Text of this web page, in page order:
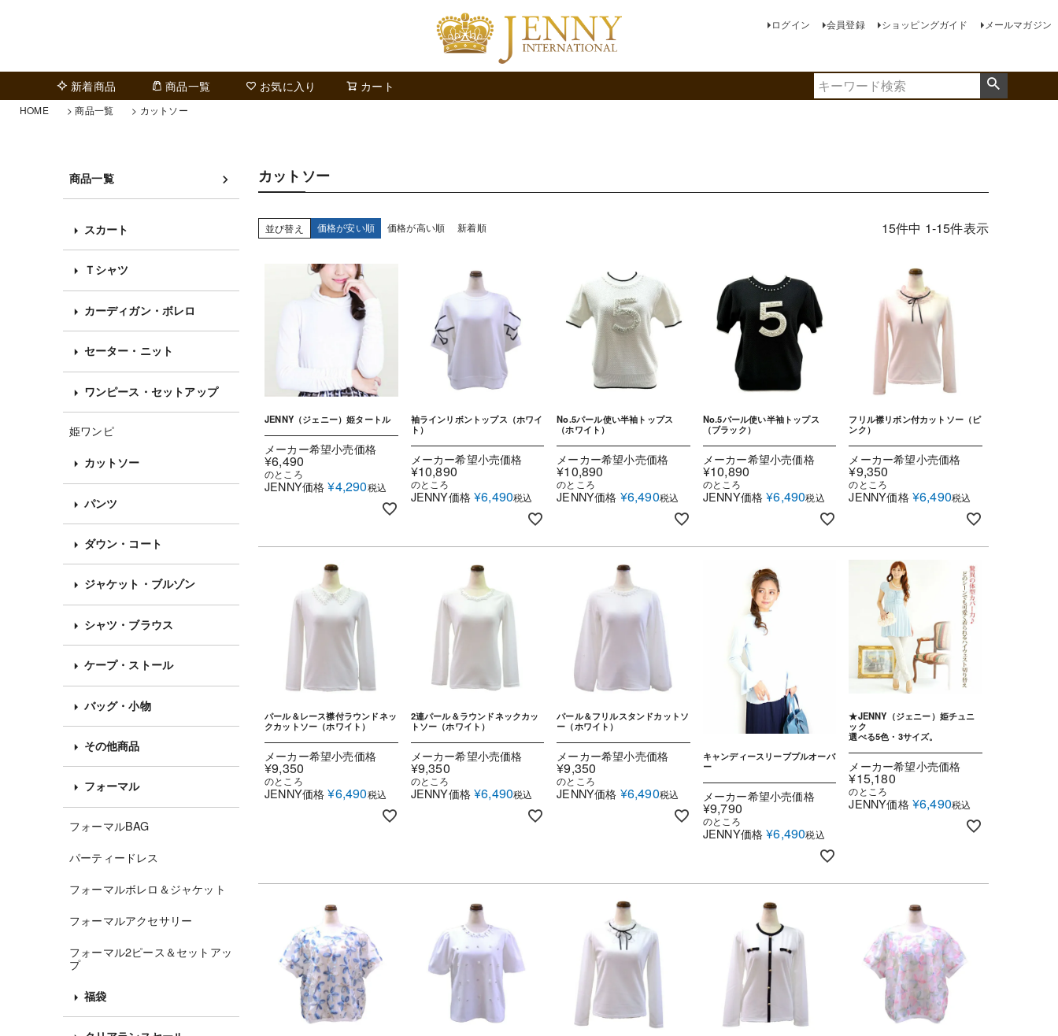
ログイン 会員登録 ショッピングガイド メールマガジン
新着商品 商品一覧 お気に入り カート
HOME 商品一覧 カットソー
商品一覧
スカート
Ｔシャツ
カーディガン・ボレロ
セーター・ニット
ワンピース・セットアップ
姫ワンピ
カットソー
パンツ
ダウン・コート
ジャケット・ブルゾン
シャツ・ブラウス
ケープ・ストール
バッグ・小物
その他商品
フォーマル
フォーマルBAG
パーティードレス
フォーマルボレロ＆ジャケット
フォーマルアクセサリー
フォーマル2ピース＆セットアッ
プ
福袋
カットソー
並び替え 価格が安い順 価格が高い順 新着順 15件中 1-15件表示
JENNY（ジェニー）姫タートル
メーカー希望小売価格
¥6,490
のところ
JENNY価格 ¥4,290税込
袖ラインリボントップス（ホワイ
ト）
メーカー希望小売価格
¥10,890
のところ
JENNY価格¥6,490税込
No.5パール使い半袖トップス
（ホワイト）
メーカー希望小売価格
¥10,890
のところ
JENNY価格 ¥6,490税込
No.5パール使い半袖トップス
（ブラック）
メーカー希望小売価格
¥10,890
のところ
JENNY価格¥6,490税込
フリル襟リボン付カットソー（ピ
ンク）
メーカー希望小売価格
¥9,350
のところ
JENNY価格 ¥6,490税込
パール＆レース襟付ラウンドネッ
クカットソー（ホワイト）
メーカー希望小売価格
¥9,350
のところ
JENNY価格 ¥6,490税込
2連パール＆ラウンドネックカッ
トソー（ホワイト）
メーカー希望小売価格
¥9,350
のところ
JENNY価格¥6,490税込
パール＆フリルスタンドカットソ
ー（ホワイト）
メーカー希望小売価格
¥9,350
のところ
JENNY価格 ¥6,490税込
キャンディースリーブプルオーバ
ー
メーカー希望小売価格
¥9,790
のところ
JENNY価格¥6,490税込
★JENNY（ジェニー）姫チュニ
ック
選べる5色・3サイズ。
メーカー希望小売価格
¥15,180
のところ
JENNY価格 ¥6,490税込